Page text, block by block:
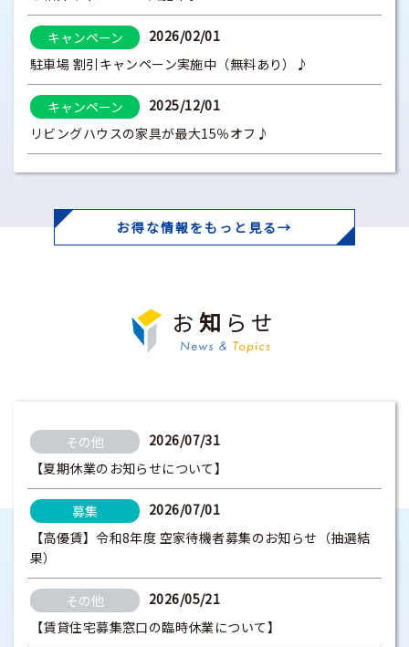
キャンペーン
2026/02/01
駐車場 割引キャンペーン実施中（無料あり）♪
キャンペーン
2025/12/01
リビングハウスの家具が最大15％オフ♪
お得な情報をもっと見る→
お 知 らせ
その他
2026/07/31
【夏期休業のお知らせについて】
募集
2026/07/01
【高優賃】令和8年度 空家待機者募集のお知らせ（抽選結
果）
その他
2026/05/21
【賃貸住宅募集窓口の臨時休業について】